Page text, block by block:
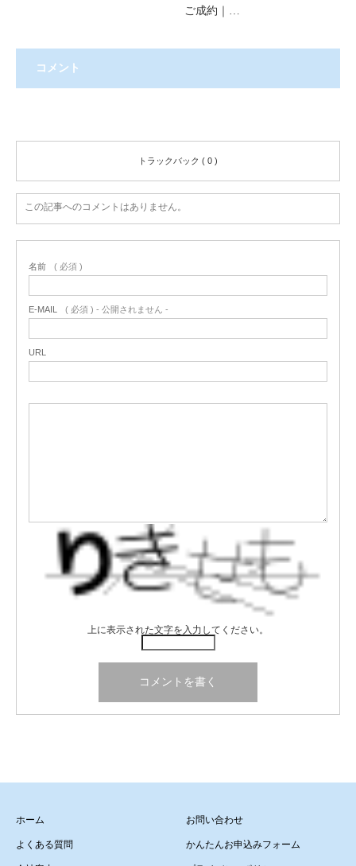
ご成約｜…
コメント
トラックバック ( 0 )
この記事へのコメントはありません。
名前 ( 必須 )
E-MAIL ( 必須 ) - 公開されません -
URL
上に表示された文字を入力してください。
ホーム
よくある質問
お問い合わせ
かんたんお申込みフォーム